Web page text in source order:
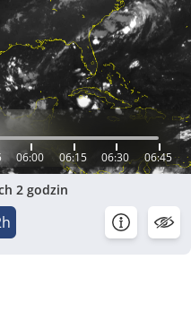
06:00 06:15 06:30 06:45
2 godzin